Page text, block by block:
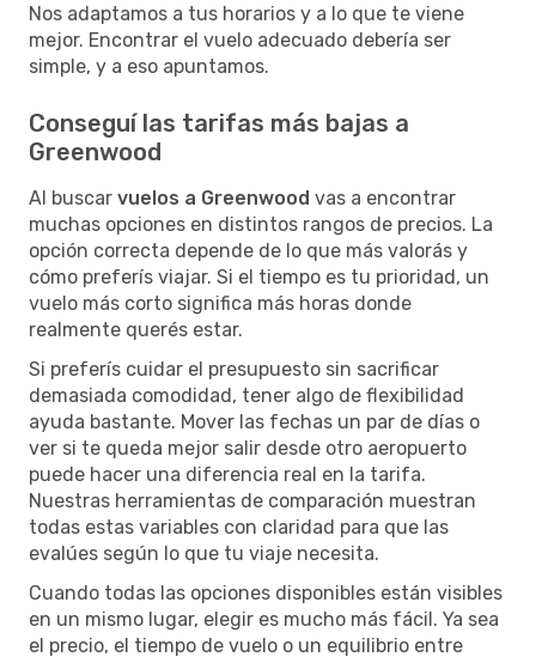
Nos adaptamos a tus horarios y a lo que te viene
mejor. Encontrar el vuelo adecuado debería ser
simple, y a eso apuntamos.
Conseguí las tarifas más bajas a
Greenwood
Al buscar vuelos a Greenwood vas a encontrar
muchas opciones en distintos rangos de precios. La
opción correcta depende de lo que más valorás y
cómo preferís viajar. Si el tiempo es tu prioridad, un
vuelo más corto significa más horas donde
realmente querés estar.
Si preferís cuidar el presupuesto sin sacrificar
demasiada comodidad, tener algo de flexibilidad
ayuda bastante. Mover las fechas un par de días o
ver si te queda mejor salir desde otro aeropuerto
puede hacer una diferencia real en la tarifa.
Nuestras herramientas de comparación muestran
todas estas variables con claridad para que las
evalúes según lo que tu viaje necesita.
Cuando todas las opciones disponibles están visibles
en un mismo lugar, elegir es mucho más fácil. Ya sea
el precio, el tiempo de vuelo o un equilibrio entre